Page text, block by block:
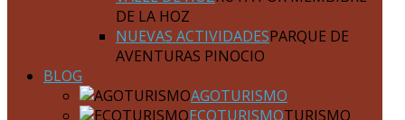
DE LA HOZ
NUEVAS ACTIVIDADESPARQUE DE
AVENTURAS PINOCIO
BLOG
AGOTURISMO
ECOTURISMOTURISMO